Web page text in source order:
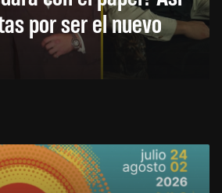
por ser el nuevo